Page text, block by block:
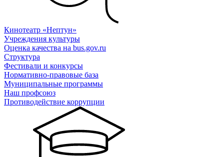
Кинотеатр «Нептун»
Учреждения культуры
Оценка качества на bus.gov.ru
Структура
Фестивали и конкурсы
Нормативно-правовые база
Муниципальные программы
Наш профсоюз
Противодействие коррупции